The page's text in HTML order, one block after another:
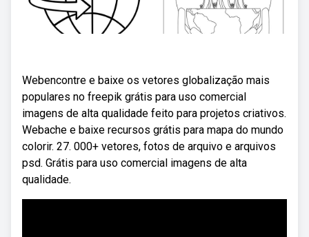
Webencontre e baixe os vetores globalização mais
populares no freepik grátis para uso comercial
imagens de alta qualidade feito para projetos criativos.
Webache e baixe recursos grátis para mapa do mundo
colorir. 27. 000+ vetores, fotos de arquivo e arquivos
psd. Grátis para uso comercial imagens de alta
qualidade.